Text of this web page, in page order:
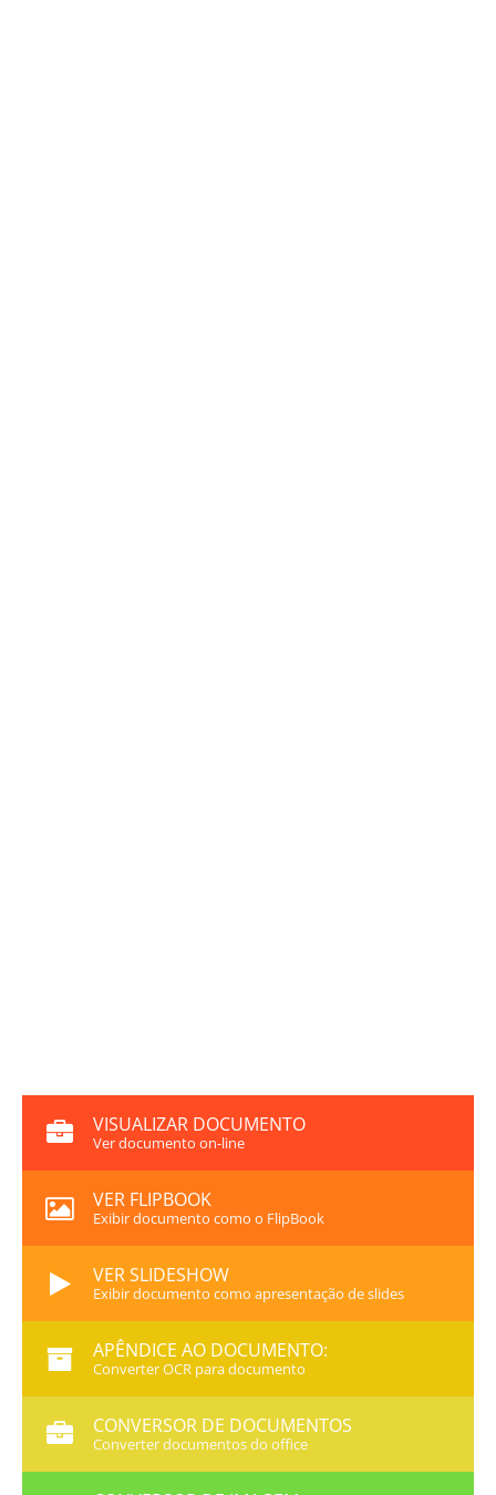
VISUALIZAR DOCUMENTO
Ver documento on-line
VER FLIPBOOK
Exibir documento como o FlipBook
VER SLIDESHOW
Exibir documento como apresentação de slides
APÊNDICE AO DOCUMENTO:
Converter OCR para documento
CONVERSOR DE DOCUMENTOS
Converter documentos do office